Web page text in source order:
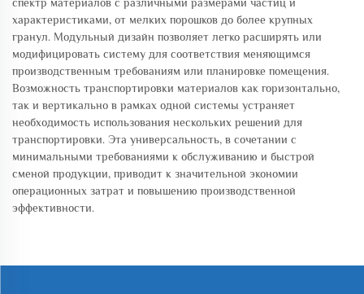
характеристиками, от мелких порошков до более крупных
гранул. Модульный дизайн позволяет легко расширять или
модифицировать систему для соответствия меняющимся
производственным требованиям или планировке помещения.
Возможность транспортировки материалов как горизонтально,
так и вертикально в рамках одной системы устраняет
необходимость использования нескольких решений для
транспортировки. Эта универсальность, в сочетании с
минимальными требованиями к обслуживанию и быстрой
сменой продукции, приводит к значительной экономии
операционных затрат и повышению производственной
эффективности.